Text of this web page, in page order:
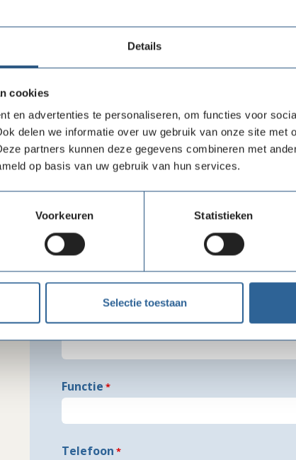
Details
cookies
en advertenties te personaliseren, om functies voor
delen we informatie over uw gebruik van onze site met
partners kunnen deze gegevens combineren met
op basis van uw gebruik van hun services.
Voorkeuren Statistieken
Selectie toestaan
PRAKTISCHE INFORMATIE
Deelname is gratis. Deze online sessie is
Na aanmelding ontvang je enkele dagen
kunnen nemen. De sessie wordt opgenomen
Inschrijven
Freeform
Leave
blank
Aanhef
Tussenvoegsels
Organisatie
Functie
Telefoon